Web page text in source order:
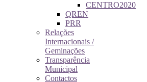
CENTRO2020
QREN
PRR
Relações
Internacionais /
Geminações
Transparência
Municipal
Contactos